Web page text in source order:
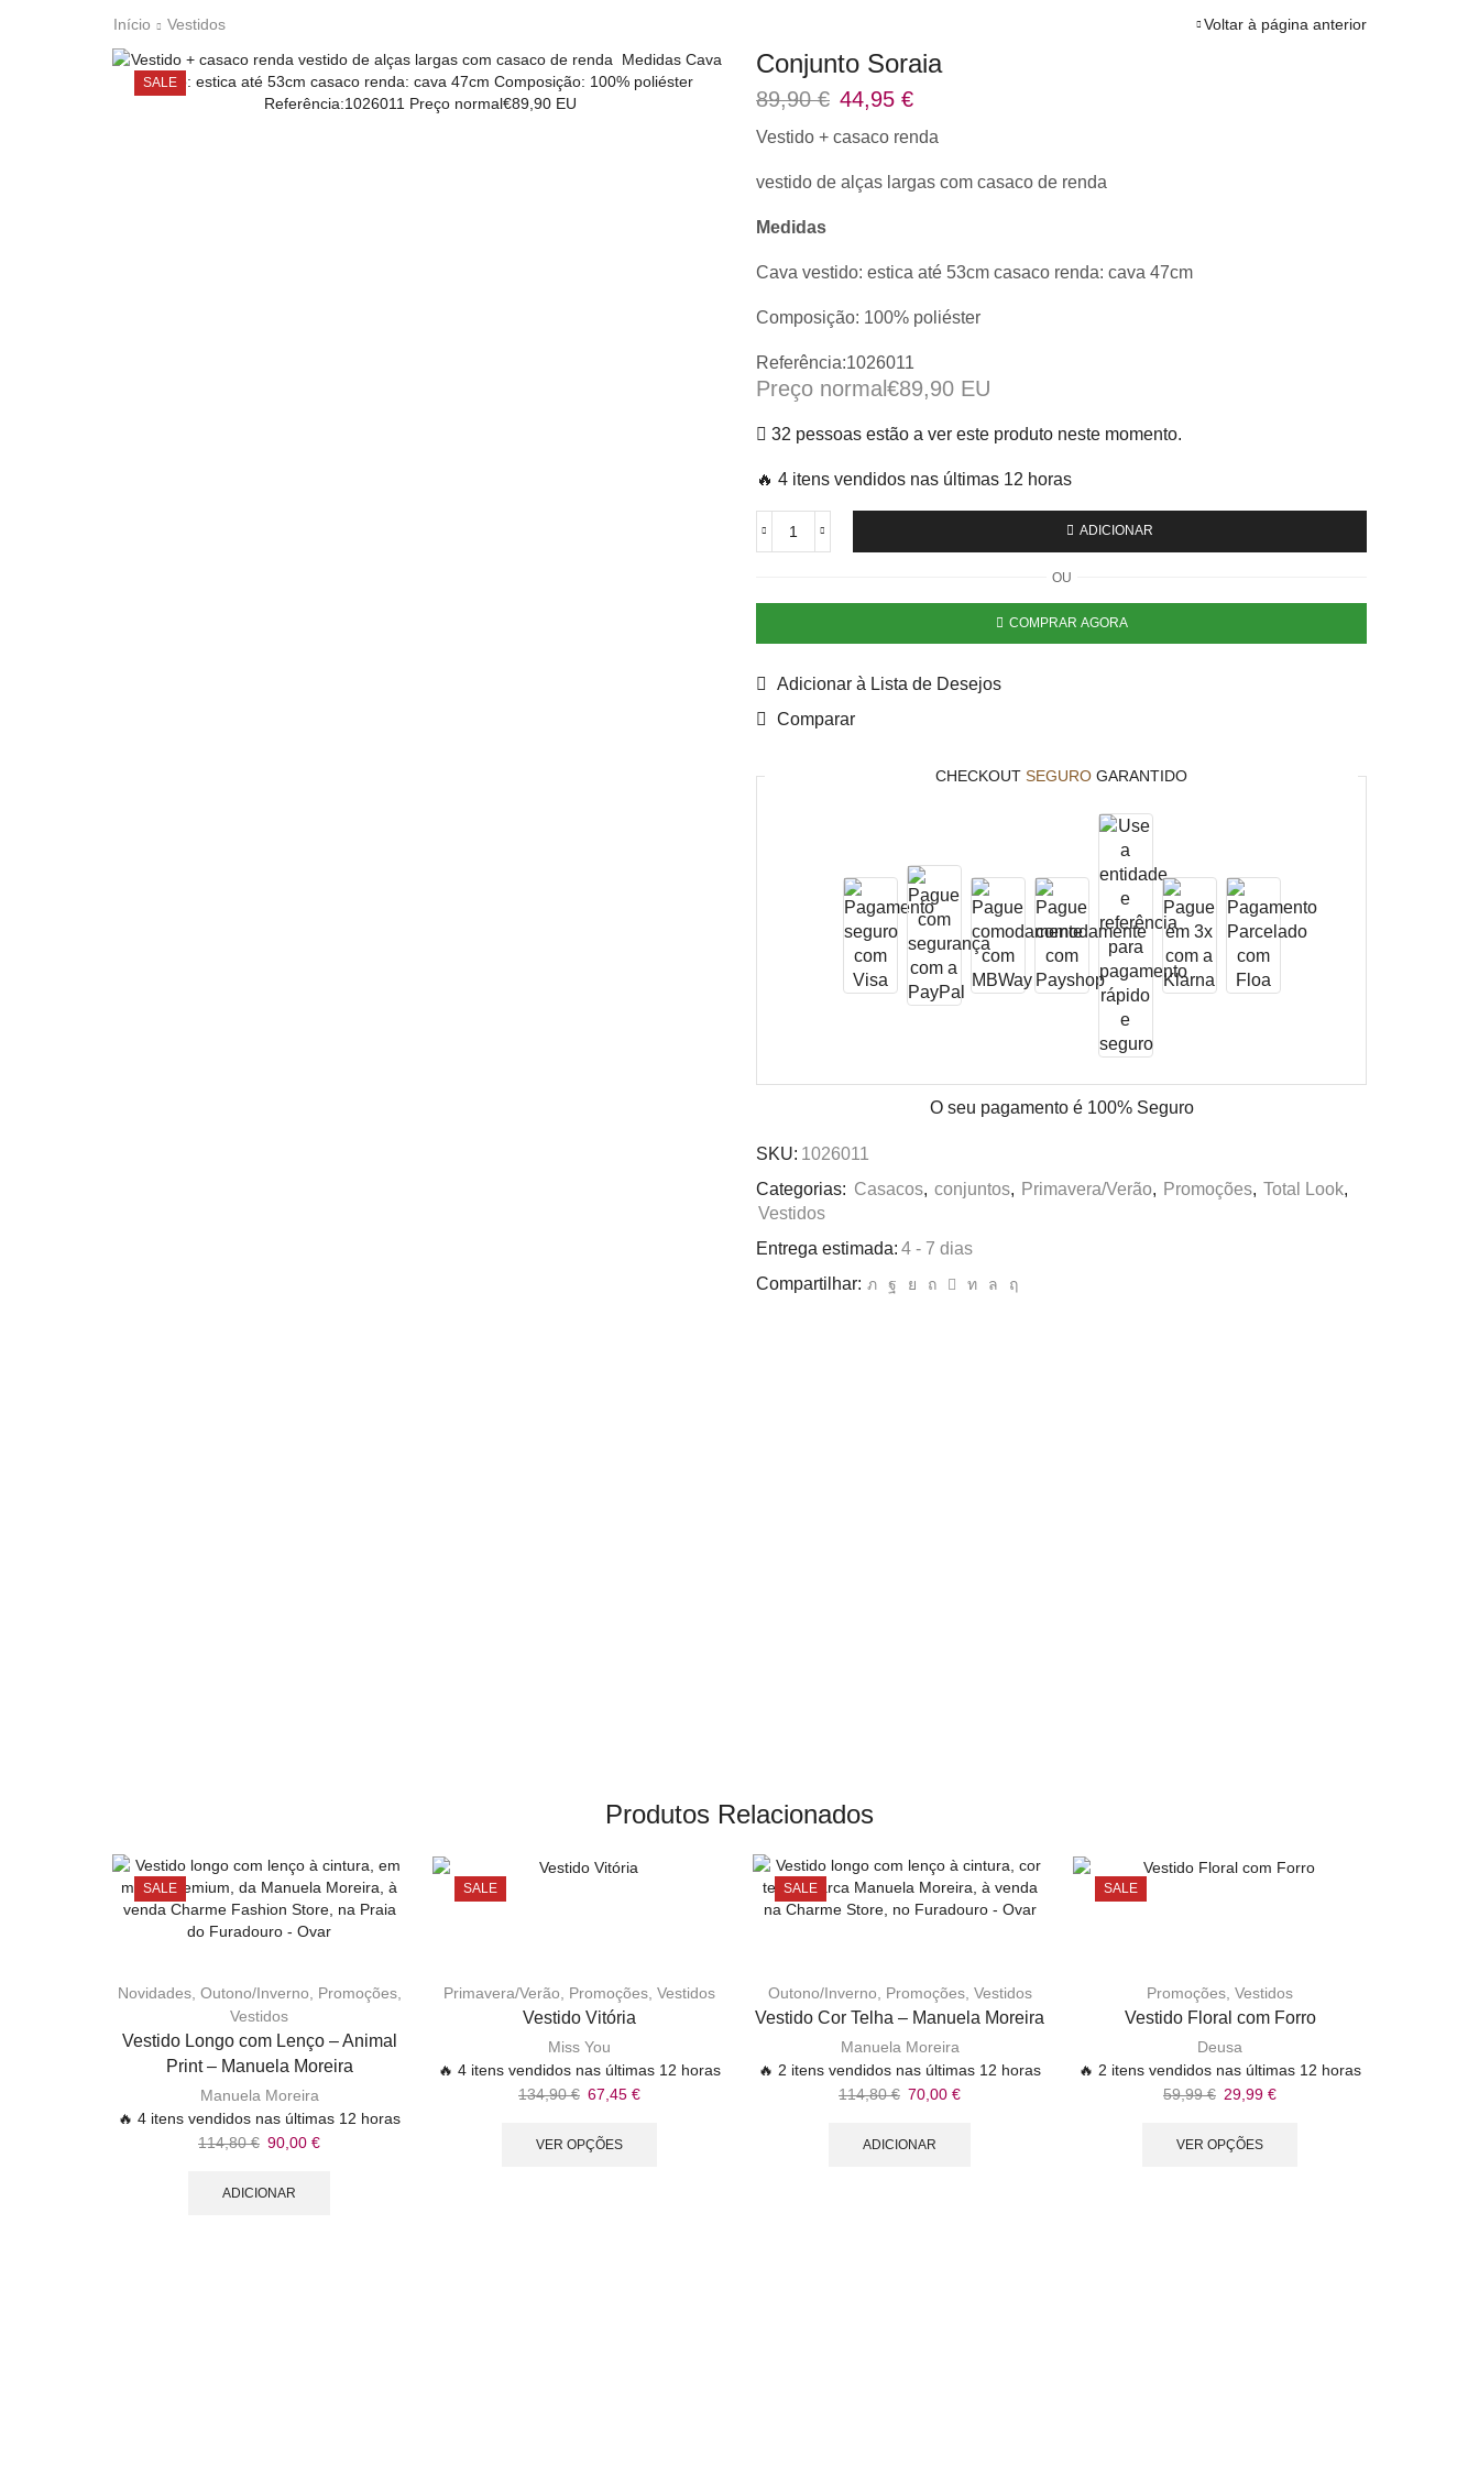
Início Vestidos Voltar à página anterior
SALE
Conjunto Soraia
89,90€ 44,95 €
Vestido + casaco renda
vestido de alças largas com casaco de renda
Medidas
Cava vestido: estica até 53cm casaco renda: cava 47cm
Composição: 100% poliéster
Referência:1026011
Preço normal€89,90 EU
32 pessoas estão a ver este produto neste momento.
🔥 4 itens vendidos nas últimas 12 horas
ADICIONAR
OU
COMPRAR AGORA
Adicionar à Lista de Desejos
Comparar
CHECKOUT SEGURO GARANTIDO
O seu pagamento é 100% Seguro
SKU: 1026011
Categorias: Casacos, conjuntos, Primavera/Verão, Promoções, Total Look,
Vestidos
Entrega estimada: 4 - 7 dias
Compartilhar:
Produtos Relacionados
SALE
Novidades, Outono/Inverno, Promoções,
Vestidos
Vestido Longo com Lenço – Animal
Print – Manuela Moreira
Manuela Moreira
🔥 4 itens vendidos nas últimas 12 horas
114,80€ 90,00 €
ADICIONAR
SALE
Primavera/Verão, Promoções, Vestidos
Vestido Vitória
Miss You
🔥 4 itens vendidos nas últimas 12 horas
134,90€ 67,45 €
VER OPÇÕES
SALE
Outono/Inverno, Promoções, Vestidos
Vestido Cor Telha – Manuela Moreira
Manuela Moreira
🔥 2 itens vendidos nas últimas 12 horas
114,80€ 70,00 €
ADICIONAR
SALE
Promoções, Vestidos
Vestido Floral com Forro
Deusa
🔥 2 itens vendidos nas últimas 12 horas
59,99€ 29,99 €
VER OPÇÕES